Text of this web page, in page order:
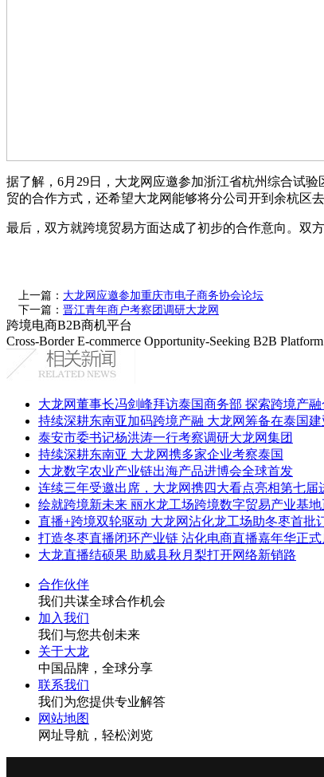
据了解，6月29日，大龙网应邀参加浙江省杭州综合试
贸的合作方式，还希望大龙网能够将分公司开到余杭区去
最后，双方就跨境贸易方面达成了初步的合作意向。双
上一篇： 大龙网应邀参加重庆市电子商务协会论坛
下一篇： 晋江青年商户考察团调研大龙网
跨境电商B2B商机平台
Cross-Border E-commerce Opportunity-Seeking B2B Platform
大龙网董事长冯剑峰拜访泰国商务部 探索跨境产
持续深耕东南亚加码跨境产融 大龙网筹备在泰国
泰安市委书记杨洪涛一行考察调研大龙网集团
持续深耕东南亚 大龙网携多家企业考察泰国
大龙数字农业产业链出海产品进博会全球首发
连续三年受邀出席，大龙网携四大看点亮相第七届
绘就跨境新未来 丽水龙工场跨境数字贸易产业基
直播+跨境双轮驱动 大龙网沾化龙工场助冬枣首批
打造冬枣直播闭环产业链 沾化电商直播嘉年华正式
大龙直播结硕果 助威县秋月梨打开网络新销路
合作伙伴
我们共谋全球合作机会
加入我们
我们与您共创未来
关于大龙
中国品牌，全球分享
联系我们
我们为您提供专业解答
网站地图
网址导航，轻松浏览